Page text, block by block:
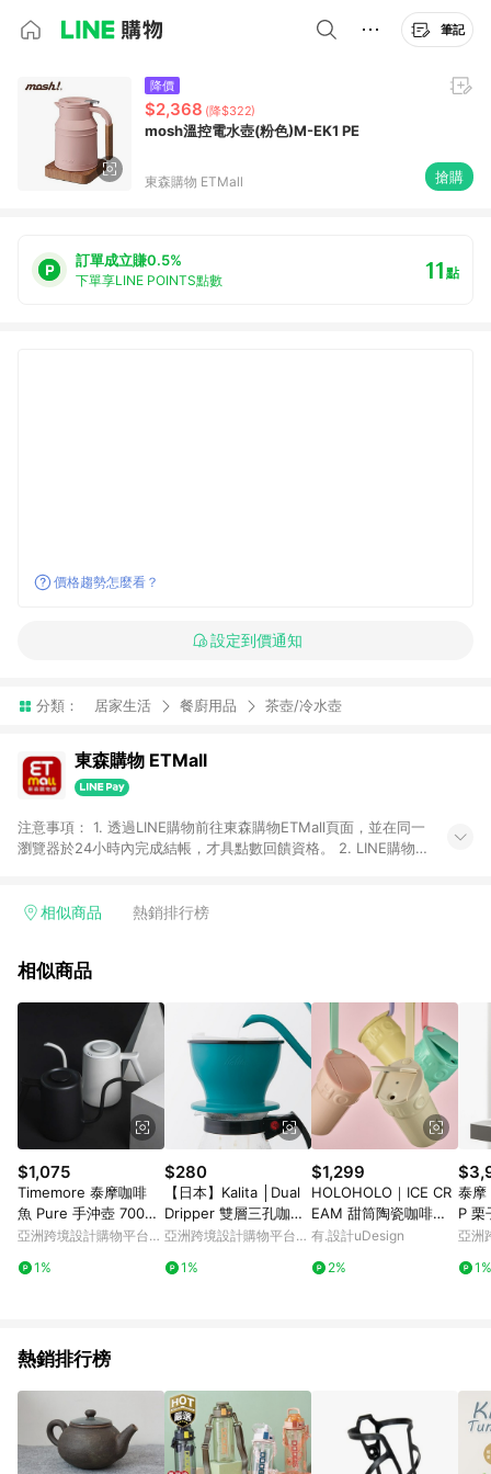
筆記
降價
$2,368 (降$322)
mosh溫控電水壺(粉色)M-EK1 PE
東森購物 ETMall 搶購
訂單成立賺0.5%
下單享LINE POINTS點數 11點
價格趨勢怎麼看？
設定到價通知
分類： 居家生活 餐廚用品 茶壺/冷水壺
東森購物 ETMall
注意事項： 1. 透過LINE購物前往東森購物ETMall頁面，並在同一
瀏覽器於24小時內完成結帳，才具點數回饋資格。 2. LINE購物
單，皆不在點數回饋範圍內。 3. 如購買以下類別商品，將無法獲
球嚴選、商城、專案商品、「草莓網」全館商品。 4. 如取消訂
回饋。 5. 點數回饋會扣除所有折扣優惠後之最終發票金額計算，
實際回饋請依LINE購物通知為主。 6. 訂單如有使用東森購物
ETMall站內之折扣優惠(包含但不限於東森幣、樂透金、東森現金
券等)，不具點數回饋資格。詳細請依東森購物ETMall之結帳頁面
顯示為準。 7. LINE購物設有「單一商品最高回饋點數」機制(特
殊活動時開放「回饋無上限」)，以同一訂單中同一商品不論件數
計算，並依訂單成立時間當下LINE購物所設定的回饋機制為準。
8. LINE購物為購物資訊整合性平台，商品資料更新會有時間差，
如顯示之商品規格、顏色、價位、贈品與東森購物ETMall銷售網
頁不符，以銷售網頁標示為準。 9. 若有贈點爭議，請務必於訂單
日期+180天以內至LINE購物客服洽詢；若超過180天(含)以上進
行申訴，恕無法贈點回饋。 10. 部分點數紅包僅限指定商品使
用，或不適用於無回饋商品。各點數紅包之適用商品與使用條件
相似商品 熱銷排行榜
相似商品
$1,075
Timemore 泰摩咖啡
魚 Pure 手沖壺 700ml
細口壺 咖啡器具
亞洲跨境設計購物平台
1%
$280
【日本】Kalita │Dual
Dripper 雙層三孔咖啡
濾杯(薄荷綠)
亞洲跨境設計購物平台
1%
$1,299
HOLOHOLO｜ICE CR
EAM 甜筒陶瓷咖啡保
溫杯（390ml／7色）
有.設計uDesign
2%
泰摩
P 栗
義式
亞洲
1%
熱銷排行榜